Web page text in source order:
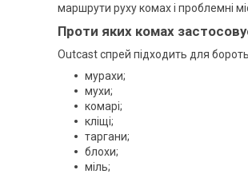
маршрути руху комах і проблемні
Проти яких комах
Outcast спрей підходить для
мурахи;
мухи;
комарі;
кліщі;
таргани;
блохи;
міль;